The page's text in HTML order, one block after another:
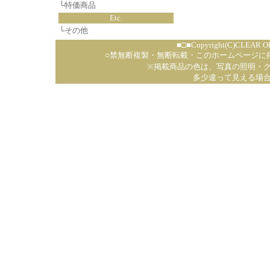
└特価商品
Etc.
└その他
■□■Copyright(C)CLEAR
○禁無断複製・無断転載・このホームページ
※掲載商品の色は、写真の照明・
多少違って見える場